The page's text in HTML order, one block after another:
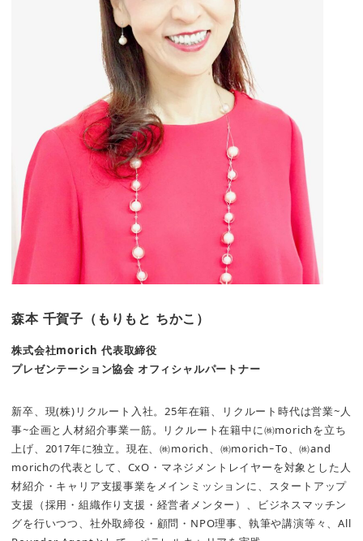
森本 千賀子（もりもと ちかこ）
株式会社morich 代表取締役
プレゼンテーション協会 オフィシャルパートナー
新卒、現(株)リクルート入社。25年在籍、リクルート時代は営業~人
事~企画と人材紹介事業一筋。リクルート在籍中に㈱morichを立ち
上げ、2017年に独立。現在、㈱morich、㈱morichｰTo、㈱and
morichの代表として、CxO・マネジメントレイヤーを対象とした人
材紹介・キャリア支援事業をメインミッションに、スタートアップ
支援（採用・組織作り支援・経営者メンター）、ビジネスマッチン
グを行いつつ、社外取締役・顧問・NPO理事、執筆や講演等々、All